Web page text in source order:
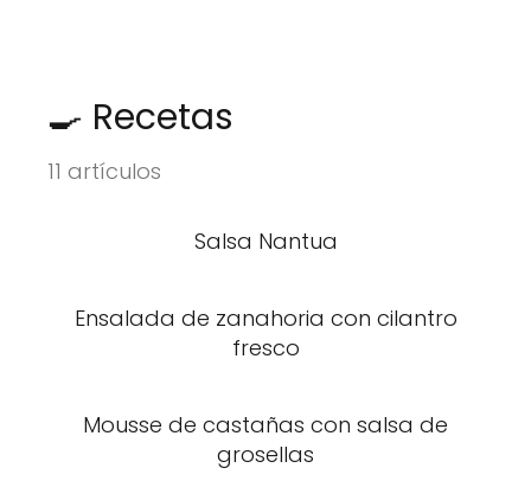
🍳 Recetas
11 artículos
Salsa Nantua
Ensalada de zanahoria con cilantro
fresco
Mousse de castañas con salsa de
grosellas